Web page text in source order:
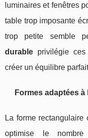
luminaires et fenêtres
table trop imposante
trop petite semble
durable privilégie ces
créer un équilibre
Formes adaptées
La forme
optimise le